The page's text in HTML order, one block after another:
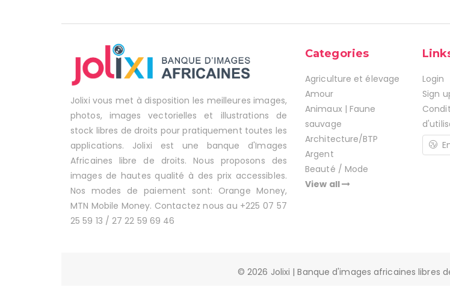
Jolixi vous met à disposition les meilleures images,
photos, images vectorielles et illustrations de
stock libres de droits pour pratiquement toutes les
applications. Jolixi est une banque d'Images
Africaines libre de droits. Nous proposons des
images de hautes qualité à des prix accessibles.
Nos modes de paiement sont: Orange Money,
MTN Mobile Money. Contactez nous au +225 07 57
25 59 13 / 27 22 59 69 46
Categories
Agriculture et élevage
Amour
Animaux | Faune
sauvage
Architecture/BTP
Argent
Beauté / Mode
View all
Login
Sign
© 2026 Jolixi | Banque d'images africaines libres